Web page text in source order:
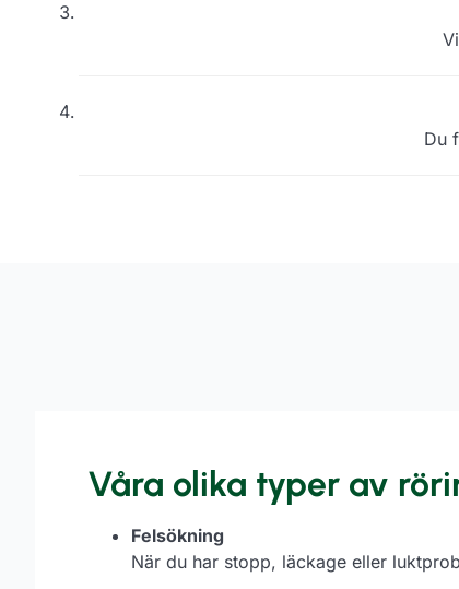
Du
Våra olika typer av
Felsökning
När du har stopp, läckage eller